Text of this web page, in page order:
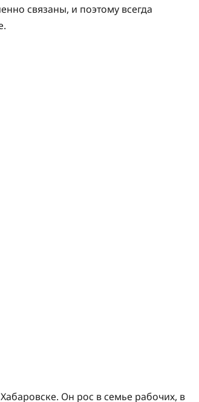
связаны, и поэтому всегда
Он рос в семье рабочих, в